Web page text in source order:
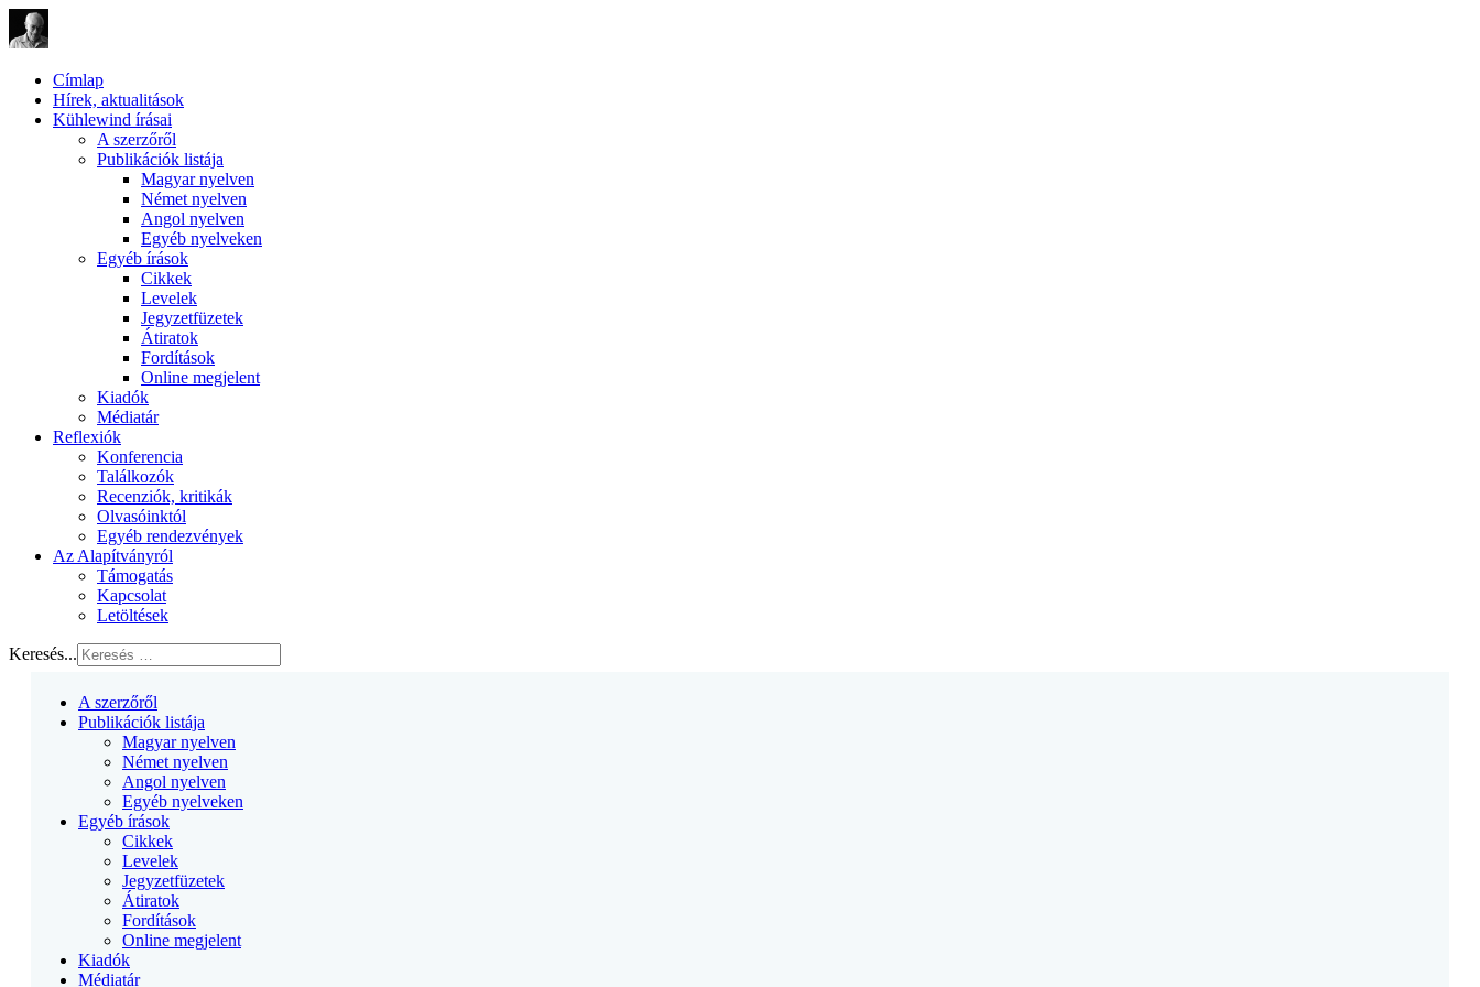
Címlap
Hírek, aktualitások
Kühlewind írásai
A szerzőről
Publikációk listája
Magyar nyelven
Német nyelven
Angol nyelven
Egyéb nyelveken
Egyéb írások
Cikkek
Levelek
Jegyzetfüzetek
Átiratok
Fordítások
Online megjelent
Kiadók
Médiatár
Reflexiók
Konferencia
Találkozók
Recenziók, kritikák
Olvasóinktól
Egyéb rendezvények
Az Alapítványról
Támogatás
Kapcsolat
Letöltések
Keresés...
A szerzőről
Publikációk listája
Magyar nyelven
Német nyelven
Angol nyelven
Egyéb nyelveken
Egyéb írások
Cikkek
Levelek
Jegyzetfüzetek
Átiratok
Fordítások
Online megjelent
Kiadók
Médiatár